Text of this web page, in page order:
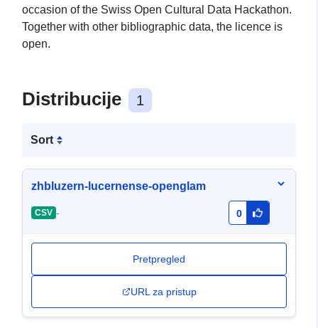
occasion of the Swiss Open Cultural Data Hackathon.
Together with other bibliographic data, the licence is
open.
Distribucije 1
Sort
zhbluzern-lucernense-openglam
CSV - 0
Pretpregled
URL za pristup